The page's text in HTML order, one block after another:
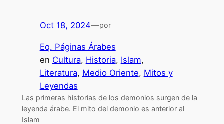
Oct 18, 2024—por
Eq. Páginas Árabes
en Cultura, Historia, Islam
Literatura, Medio Oriente, Mitos y
Leyendas
Las primeras historias de los demonios surgen de la
leyenda árabe. El mito del demonio es anterior al
Islam